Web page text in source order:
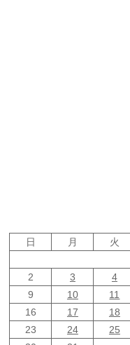
日
月 火
2
3 4
9
10 11
16
17 18
23
24 25